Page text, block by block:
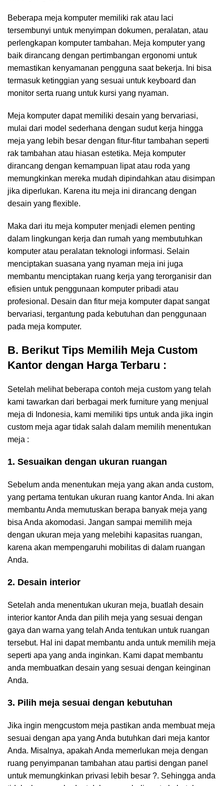
Beberapa meja komputer memiliki rak atau laci
tersembunyi untuk menyimpan dokumen, peralatan, atau
perlengkapan komputer tambahan. Meja komputer yang
baik dirancang dengan pertimbangan ergonomi untuk
memastikan kenyamanan pengguna saat bekerja. Ini bisa
termasuk ketinggian yang sesuai untuk keyboard dan
monitor serta ruang untuk kursi yang nyaman.
Meja komputer dapat memiliki desain yang bervariasi,
mulai dari model sederhana dengan sudut kerja hingga
meja yang lebih besar dengan fitur-fitur tambahan seperti
rak tambahan atau hiasan estetika. Meja komputer
dirancang dengan kemampuan lipat atau roda yang
memungkinkan mereka mudah dipindahkan atau disimpan
jika diperlukan. Karena itu meja ini dirancang dengan
desain yang flexible.
Maka dari itu meja komputer menjadi elemen penting
dalam lingkungan kerja dan rumah yang membutuhkan
komputer atau peralatan teknologi informasi. Selain
menciptakan suasana yang nyaman meja ini juga
membantu menciptakan ruang kerja yang terorganisir dan
efisien untuk penggunaan komputer pribadi atau
profesional. Desain dan fitur meja komputer dapat sangat
bervariasi, tergantung pada kebutuhan dan penggunaan
pada meja komputer.
B. Berikut Tips Memilih Meja Custom
Kantor dengan Harga Terbaru :
Setelah melihat beberapa contoh meja custom yang telah
kami tawarkan dari berbagai merk furniture yang menjual
meja di Indonesia, kami memiliki tips untuk anda jika ingin
custom meja agar tidak salah dalam memilih menentukan
meja :
1. Sesuaikan dengan ukuran ruangan
Sebelum anda menentukan meja yang akan anda custom,
yang pertama tentukan ukuran ruang kantor Anda. Ini akan
membantu Anda memutuskan berapa banyak meja yang
bisa Anda akomodasi. Jangan sampai memilih meja
dengan ukuran meja yang melebihi kapasitas ruangan,
karena akan mempengaruhi mobilitas di dalam ruangan
Anda.
2. Desain interior
Setelah anda menentukan ukuran meja, buatlah desain
interior kantor Anda dan pilih meja yang sesuai dengan
gaya dan warna yang telah Anda tentukan untuk ruangan
tersebut. Hal ini dapat membantu anda untuk memilih meja
seperti apa yang anda inginkan. Kami dapat membantu
anda membuatkan desain yang sesuai dengan keinginan
Anda.
3. Pilih meja sesuai dengan kebutuhan
Jika ingin mengcustom meja pastikan anda membuat meja
sesuai dengan apa yang Anda butuhkan dari meja kantor
Anda. Misalnya, apakah Anda memerlukan meja dengan
ruang penyimpanan tambahan atau partisi dengan panel
untuk memungkinkan privasi lebih besar ?. Sehingga anda